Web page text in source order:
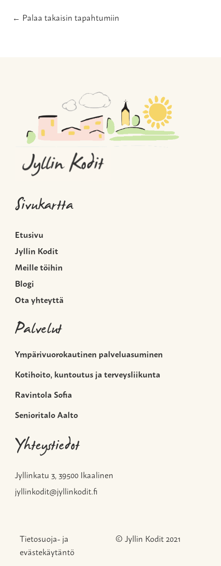
← Palaa takaisin tapahtumiin
Sivukartta
Etusivu
Jyllin Kodit
Meille töihin
Blogi
Ota yhteyttä
Palvelut
Ympärivuorokautinen palveluasuminen
Kotihoito, kuntoutus ja terveysliikunta
Ravintola Sofia
Senioritalo Aalto
Yhteystiedot
Jyllinkatu 3, 39500 Ikaalinen
jyllinkodit@jyllinkodit.fi
© Jyllin Kodit 2021
Tietosuoja- ja
evästekäytäntö